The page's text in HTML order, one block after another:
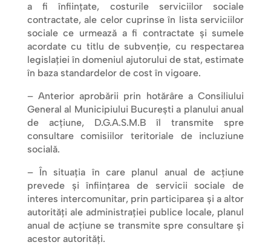
a fi înființate, costurile serviciilor sociale
contractate, ale celor cuprinse în lista serviciilor
sociale ce urmează a fi contractate și sumele
acordate cu titlu de subvenție, cu respectarea
legislației în domeniul ajutorului de stat, estimate
în baza standardelor de cost în vigoare.
– Anterior aprobării prin hotărâre a Consiliului
General al Municipiului București a planului anual
de acțiune, D.G.A.S.M.B îl transmite spre
consultare comisiilor teritoriale de incluziune
socială.
– În situația în care planul anual de acțiune
prevede și înființarea de servicii sociale de
interes intercomunitar, prin participarea și a altor
autorități ale administrației publice locale, planul
anual de acțiune se transmite spre consultare și
acestor autorități.